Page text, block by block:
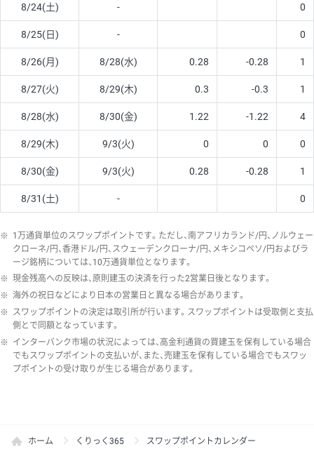
8/24(土) - 0
8/25(日) - 0
8/26(月) 8/28(水) 0.28 -0.28 1
8/27(火) 8/29(木) 0.3 -0.3 1
8/28(水) 8/30(金) 1.22 -1.22 4
8/29(木) 9/3(火) 0 0 0
8/30(金) 9/3(火) 0.28 -0.28 1
8/31(土) - 0
※ 1万通貨単位のスワップポイントです。ただし、南アフリカランド/円、ノルウェー
クローネ/円、香港ドル/円、スウェーデンクローナ/円、メキシコペソ/円およびラ
ージ銘柄については、10万通貨単位となります。
※ 現金残高への反映は、原則建玉の決済を行った2営業日後となります。
※ 海外の祝日などにより日本の営業日と異なる場合があります。
※ スワップポイントの決定は取引所が行います。スワップポイントは受取側と支払
側とで同額となっています。
※ インターバンク市場の状況によっては、高金利通貨の買建玉を保有している場合
でもスワップポイントの支払いが、また、売建玉を保有している場合でもスワッ
プポイントの受け取りが生じる場合があります。
ホーム くりっく365 スワップポイントカレンダー